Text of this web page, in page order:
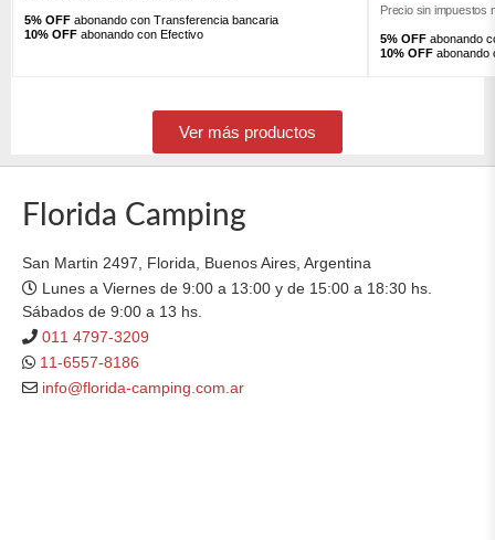
5% OFF abonando con Transferencia bancaria
10% OFF abonando con Efectivo
Precio sin impuestos
5% OFF abonando
10% OFF abonando
Ver más productos
Florida Camping
San Martin 2497, Florida, Buenos Aires, Argentina
Lunes a Viernes de 9:00 a 13:00 y de 15:00 a 18:30 hs.
Sábados de 9:00 a 13 hs.
011 4797-3209
11-6557-8186
info@florida-camping.com.ar